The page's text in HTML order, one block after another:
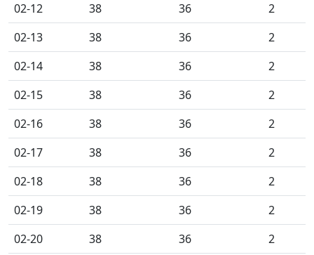
02-12
38 36
2
02-13
38 36
2
02-14
38 36
2
02-15
38 36
2
02-16
38 36
2
02-17
38 36
2
02-18
38 36
2
02-19
38 36
2
02-20
38 36
2